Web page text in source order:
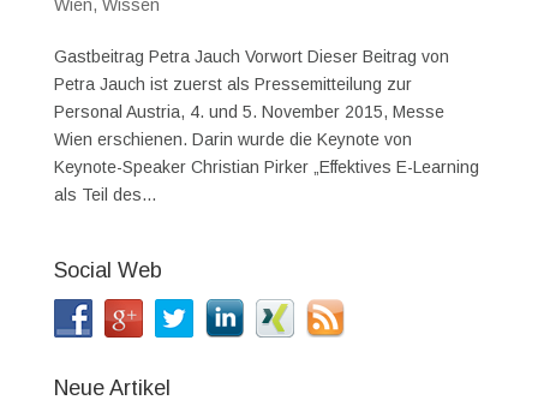
Wien, Wissen
Gastbeitrag Petra Jauch Vorwort Dieser Beitrag von
Petra Jauch ist zuerst als Pressemitteilung zur
Personal Austria, 4. und 5. November 2015, Messe
Wien erschienen. Darin wurde die Keynote von
Keynote-Speaker Christian Pirker „Effektives E-Learning
als Teil des...
Social Web
Neue Artikel